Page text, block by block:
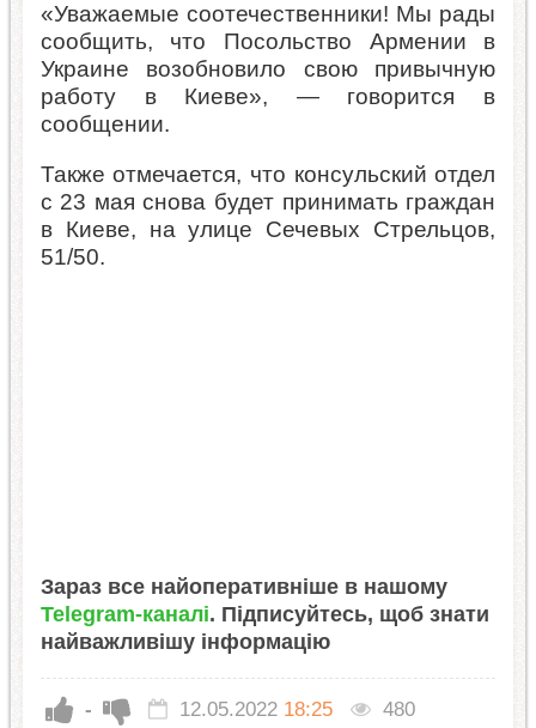
«Уважаемые соотечественники! Мы рады
сообщить, что Посольство Армении в
Украине возобновило свою привычную
работу в Киеве», — говорится в
сообщении.
Также отмечается, что консульский отдел
с 23 мая снова будет принимать граждан
в Киеве, на улице Сечевых Стрельцов,
51/50.
Зараз все найоперативніше в нашому
Telegram-каналі. Підписуйтесь, щоб знати
найважливішу інформацію
- 12.05.2022 18:25 480